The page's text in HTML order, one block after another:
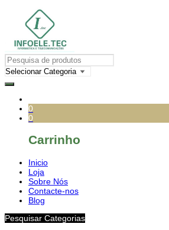
0
0
Carrinho
Inicio
Loja
Sobre Nós
Contacte-nos
Blog
Pesquisar Categorias